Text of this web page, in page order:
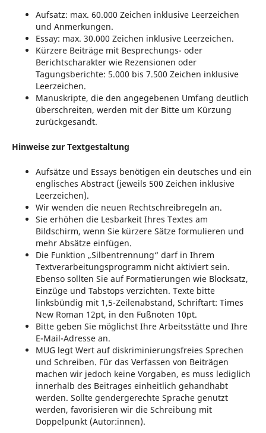
Aufsatz: max. 60.000 Zeichen inklusive Leerzeichen
und Anmerkungen.
Essay: max. 30.000 Zeichen inklusive Leerzeichen.
Kürzere Beiträge mit Besprechungs- oder
Berichtscharakter wie Rezensionen oder
Tagungsberichte: 5.000 bis 7.500 Zeichen inklusive
Leerzeichen.
Manuskripte, die den angegebenen Umfang deutlich
überschreiten, werden mit der Bitte um Kürzung
zurückgesandt.
Hinweise zur Textgestaltung
Aufsätze und Essays benötigen ein deutsches und ein
englisches Abstract (jeweils 500 Zeichen inklusive
Leerzeichen).
Wir wenden die neuen Rechtschreibregeln an.
Sie erhöhen die Lesbarkeit Ihres Textes am
Bildschirm, wenn Sie kürzere Sätze formulieren und
mehr Absätze einfügen.
Die Funktion „Silbentrennung“ darf in Ihrem
Textverarbeitungsprogramm nicht aktiviert sein.
Ebenso sollten Sie auf Formatierungen wie Blocksatz,
Einzüge und Tabstops verzichten. Texte bitte
linksbündig mit 1,5-Zeilenabstand, Schriftart: Times
New Roman 12pt, in den Fußnoten 10pt.
Bitte geben Sie möglichst Ihre Arbeitsstätte und Ihre
E-Mail-Adresse an.
MUG legt Wert auf diskriminierungsfreies Sprechen
und Schreiben. Für das Verfassen von Beiträgen
machen wir jedoch keine Vorgaben, es muss lediglich
innerhalb des Beitrages einheitlich gehandhabt
werden. Sollte gendergerechte Sprache genutzt
werden, favorisieren wir die Schreibung mit
Doppelpunkt (Autor:innen).